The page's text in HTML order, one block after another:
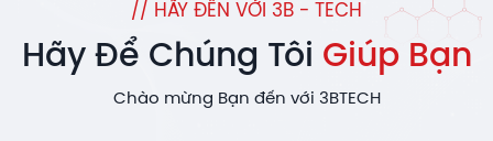
// HÃY ĐẾN VỚI 3B - TECH
Hãy Để Chúng Tôi Giúp Bạn
Chào mừng Bạn đến với 3BTECH